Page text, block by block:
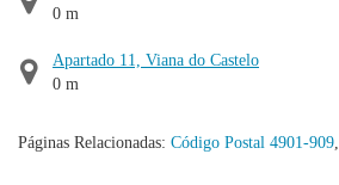
0 m
Apartado 11, Viana do Castelo
0 m
Páginas Relacionadas: Código Postal 4901-909,